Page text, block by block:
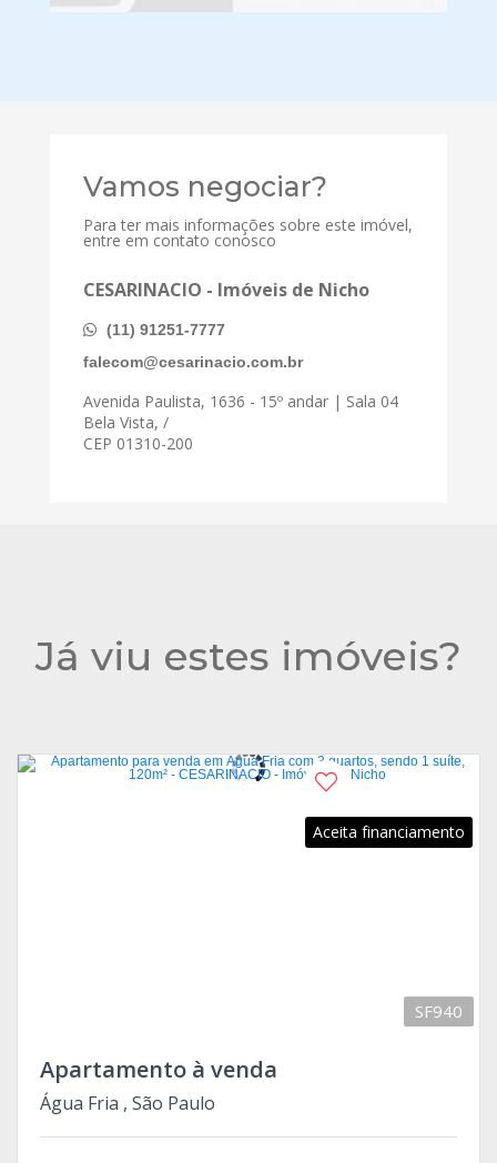
Vamos negociar?
Para ter mais informações sobre este imóvel,
entre em contato conosco
CESARINACIO - Imóveis de Nicho
(11) 91251-7777
falecom@cesarinacio.com.br
Avenida Paulista, 1636 - 15º andar | Sala 04
Bela Vista, /
CEP 01310-200
Já viu estes imóveis?
Aceita financiamento
SF940
Apartamento à venda
Água Fria , São Paulo